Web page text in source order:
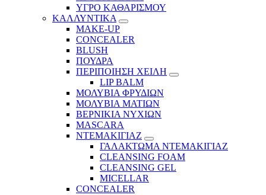
ΥΓΡΟ ΚΑΘΑΡΙΣΜΟΥ
ΚΑΛΛΥΝΤΙΚΑ
MAKE-UP
CONCEALER
BLUSH
ΠΟΥΔΡΑ
ΠΕΡΙΠΟΙΗΣΗ ΧΕΙΛΗ
LIP BALM
ΜΟΛΥΒΙΑ ΦΡΥΔΙΩΝ
ΜΟΛΥΒΙΑ ΜΑΤΙΩΝ
ΒΕΡΝΙΚΙΑ ΝΥΧΙΩΝ
MASCARA
ΝΤΕΜΑΚΙΓΙΑΖ
ΓΑΛΑΚΤΩΜΑ ΝΤΕΜΑΚΙΓΙΑΖ
CLEANSING FOAM
CLEANSING GEL
MICELLAR
CONCEALER